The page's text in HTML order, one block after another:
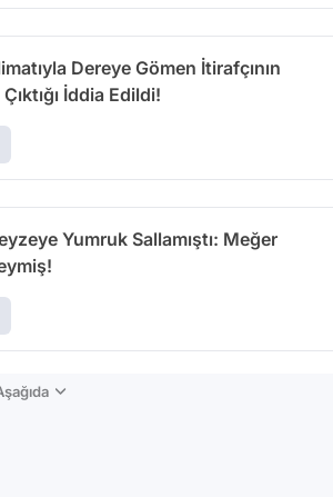
Dereye Gömen İtirafçının
İddia Edildi!
Yumruk Sallamıştı: Meğer